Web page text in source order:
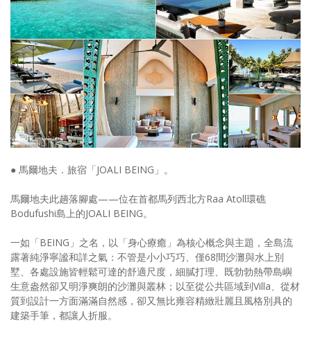
● 馬爾地夫．旅宿「JOALI BEING」。
馬爾地夫此趟落腳處——位在首都馬列西北方Raa Atoll環礁
Bodufushi島上的JOALI BEING。
一如「BEING」之名，以「身心療癒」為核心概念與主題，全島流
露著純淨寧謐和詳之氣：不管是小小巧巧、僅68間沙灘與水上別
墅、各處設施皆輕鬆可達的舒適尺度，細膩打理、既勃勃熱帶島嶼
生意盎然卻又明淨爽朗的沙灘與叢林；以至從公共區域到Villa、從材
質到設計一方面滿滿自然感，卻又無比雍容精緻壯麗且風格別具的
建築手筆，都讓人折服。